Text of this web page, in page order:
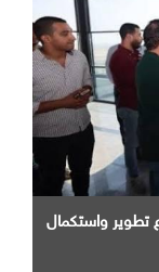
تطوير واستكمال